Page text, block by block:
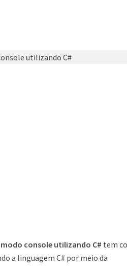
console utilizando C# tem
a linguagem C# por meio da